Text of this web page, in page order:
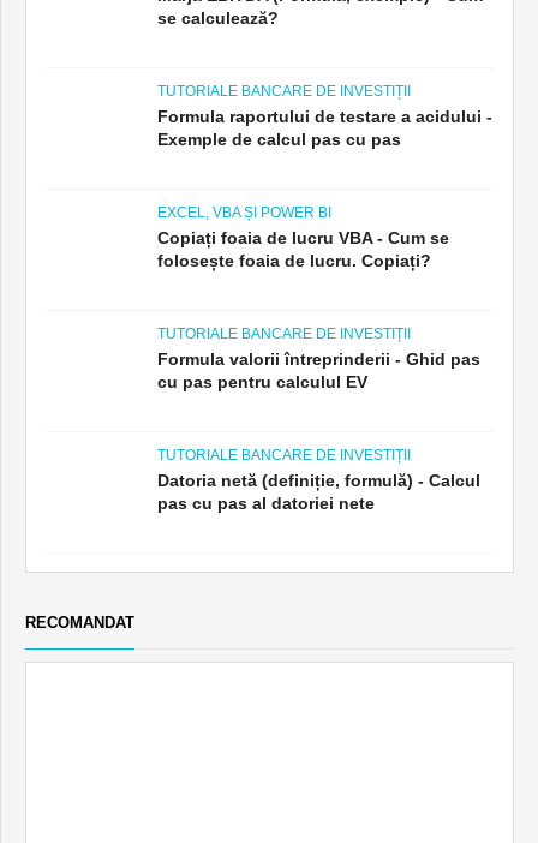
se calculează?
TUTORIALE BANCARE DE INVESTIȚII
Formula raportului de testare a acidului -
Exemple de calcul pas cu pas
EXCEL, VBA ȘI POWER BI
Copiați foaia de lucru VBA - Cum se
folosește foaia de lucru. Copiați?
TUTORIALE BANCARE DE INVESTIȚII
Formula valorii întreprinderii - Ghid pas
cu pas pentru calculul EV
TUTORIALE BANCARE DE INVESTIȚII
Datoria netă (definiție, formulă) - Calcul
pas cu pas al datoriei nete
RECOMANDAT